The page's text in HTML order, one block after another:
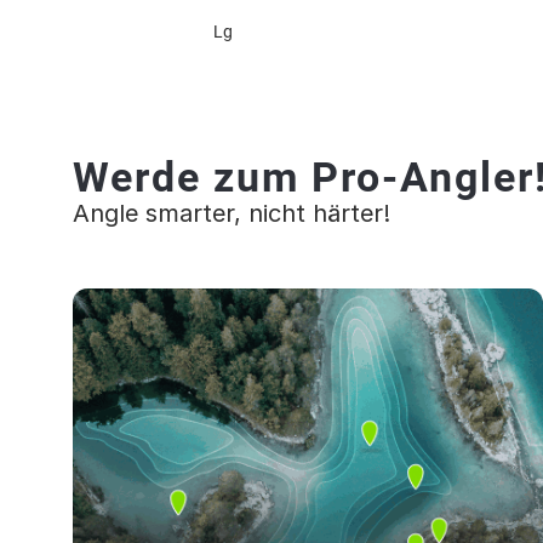
Lg
Werde zum Pro-
Angle smarter, nicht härter!